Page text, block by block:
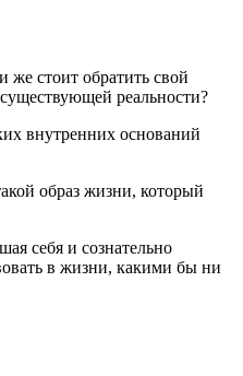
же стоит обратить свой
реальности?
внутренних оснований
образ жизни, который
себя и сознательно
в жизни, какими бы ни